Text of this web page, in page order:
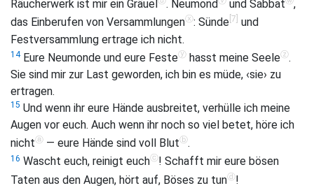
Räucherwerk ist mir ein Gräuel
. Neumond und Sabbat
,
das Einberufen von Versammlungenⓧ: Sünde [7] und
Festversammlung ertrage ich nicht.
14Eure Neumonde und eure Festeⓨ hasst meine Seeleⓩ.
Sie sind mir zur Last geworden, ich bin es müde, ‹sie› zu
ertragen.
15 Und wenn ihr eure Hände ausbreitet, verhülle ich meine
Augen vor euch. Auch wenn ihr noch so viel betet, höre ich
nichtⓐ — eure Hände sind voll Blutⓑ.
16 Wascht euch, reinigt euchⓒ! Schafft mir eure bösen
Taten aus den Augen, hört auf, Böses zu tunⓓ!